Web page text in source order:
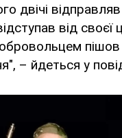
двічі
від своєї
пішов
– йдеться у